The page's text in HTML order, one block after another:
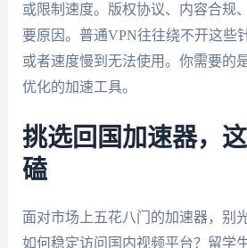
或限制速度。版权协议、内容合规
要原因。普通VPN往往绕不开这些
或者速度慢到无法使用。你需要的
优化的加速工具。
挑选回国加速器，
磕
面对市场上五花八门的加速器，别
如何稳定访问国内视频平台？留学